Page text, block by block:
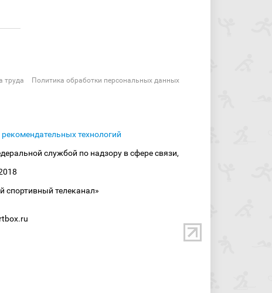
труда Политика обработки персональных данных
технологий
службой по надзору в сфере связи,
спортивный телеканал»